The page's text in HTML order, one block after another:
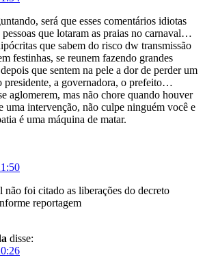
será que esses comentários idiotas
pessoas que lotaram as praias no carnaval…
que sabem do risco dw transmissão
festinhas, se reunem fazendo grandes
que sentem na pele a dor de perder um
presidente, a governadora, o prefeito…
aglomerem, mas não chore quando houver
uma intervenção, não culpe ninguém você e
é uma máquina de matar.
não foi citado as liberações do decreto
reportagem
disse: